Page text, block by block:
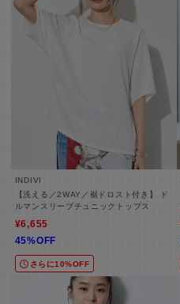
INDIVI
【洗える／2WAY／裾ドロスト付き】 ド
ルマンスリーブチュニックトップス
¥6,655
45%OFF
さらに10%OFF